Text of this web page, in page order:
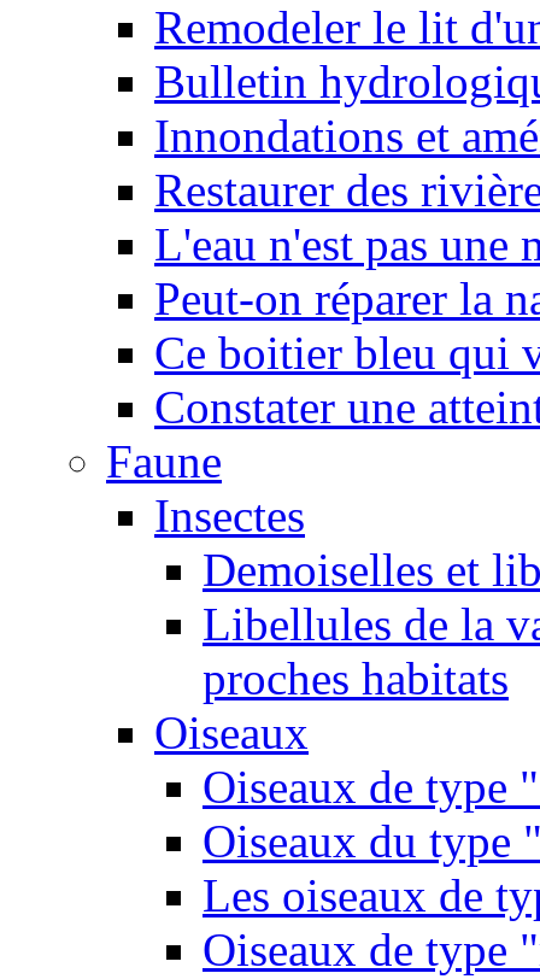
Remodeler le lit
Bulletin
Innondations et
Restaurer des
L'eau n'est pas une
Peut-on réparer la
Ce boitier bleu qui
Constater une
Faune
Insectes
Demoiselles et
Libellules de la
proches habitats
Oiseaux
Oiseaux de type
Oiseaux du type
Les oiseaux de
Oiseaux de type